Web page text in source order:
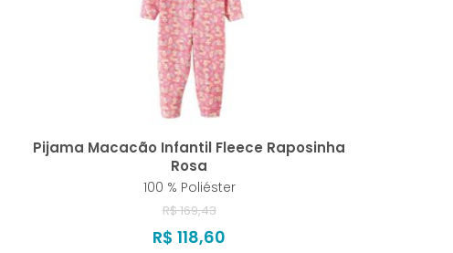
Pijama Macacão Infantil Fleece Raposinha
Rosa
100 % Poliéster
R$ 169,43
R$ 118,60